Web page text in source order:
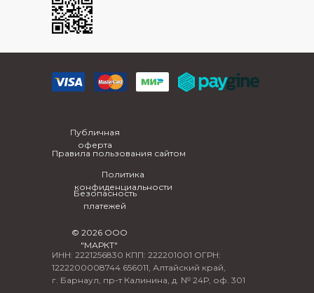
Публичная
оферта
Правила пользования сайтом
Политика
конфиденциальности
Безопасность
платежей
© 2026 ООО
"МАРКТ"
ИНН: 2221256830 КПП: 222201001 ОГРН:
1222200008744 656011, Алтайский край,
г. Барнаул, пр-т Калинина, д. № 24Р, оф. 301